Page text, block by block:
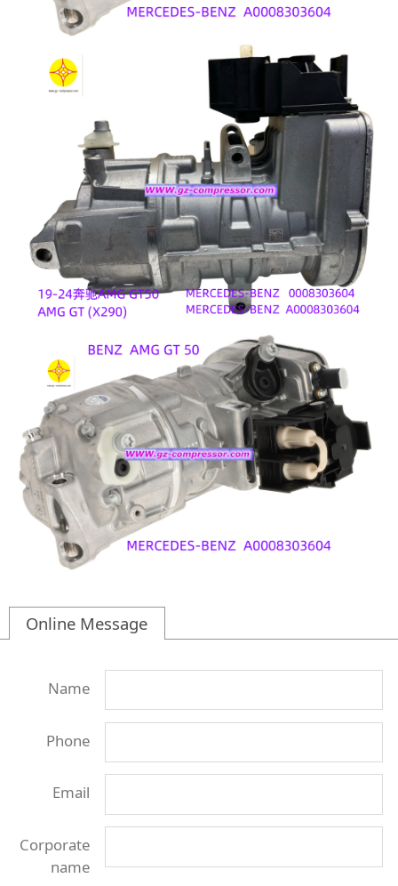
Online Message
Name
Phone
Email
Corporate
name